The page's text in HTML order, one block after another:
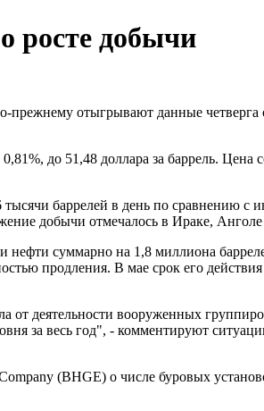
росте добычи
отыгрывают данные четверга
до 51,48 доллара за баррель. Цена
баррелей в день по сравнению с
добычи отмечалось в Ираке, Анголе
суммарно на 1,8 миллиона
продления. В мае срок его
от деятельности вооруженных
за весь год", - комментируют
(BHGE) о числе буровых